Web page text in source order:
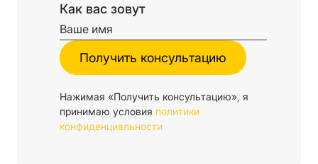
Как вас зовут
Нажимая «Получить консультацию», я
принимаю условия политики
конфиденциальности